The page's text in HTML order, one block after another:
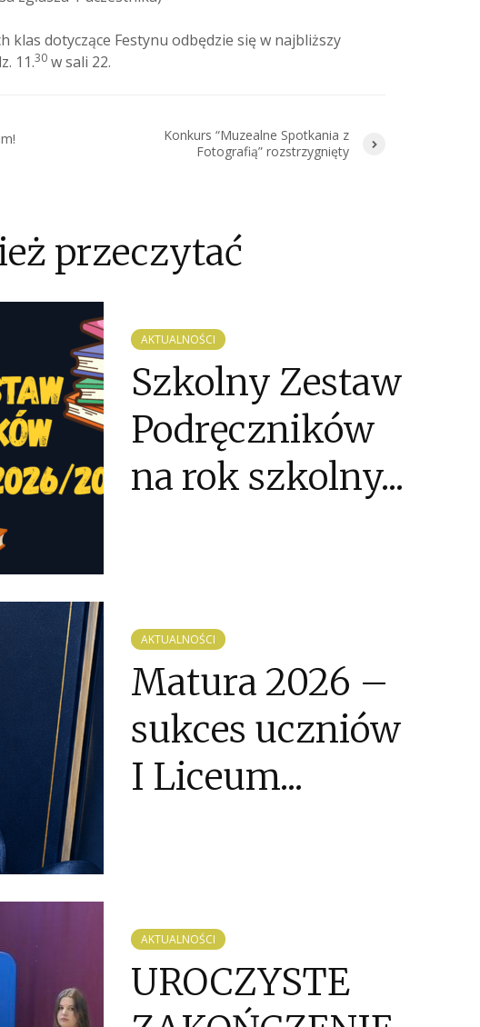
klas dotyczące Festynu odbędzie się w najbliższy
11.30 w sali 22.
Konkurs “Muzealne Spotkania z
Fotografią” rozstrzygnięty
przeczytać
AKTUALNOŚCI
Szkolny Zestaw
Podręczników
na rok szkolny...
AKTUALNOŚCI
Matura 2026 –
sukces uczniów
I Liceum...
AKTUALNOŚCI
UROCZYSTE